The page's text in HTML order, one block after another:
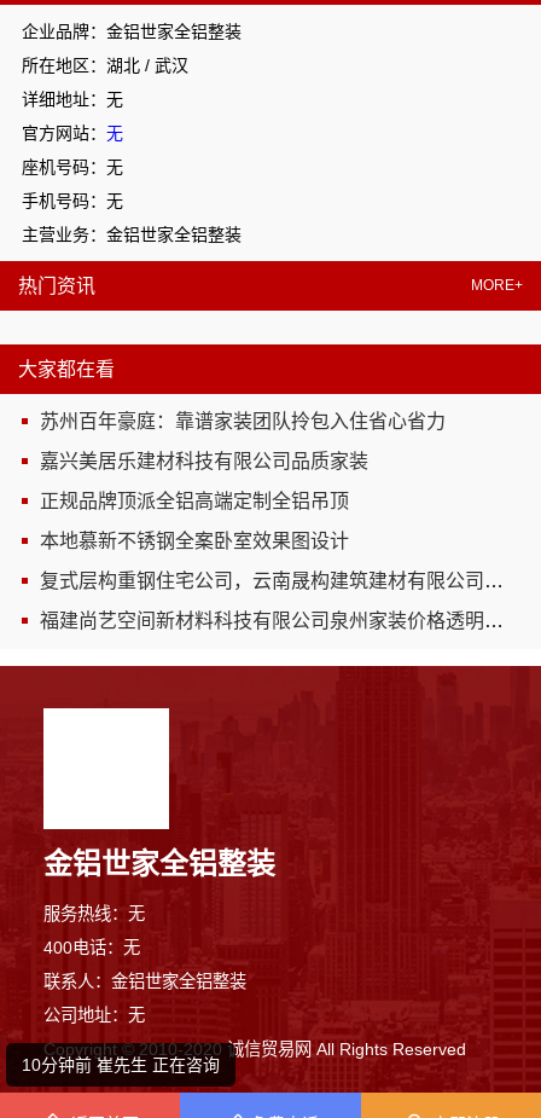
企业品牌：金铝世家全铝整装
所在地区：湖北 / 武汉
详细地址：无
官方网站： 无
座机号码：无
手机号码：无
主营业务：金铝世家全铝整装
热门资讯 MORE+
大家都在看
苏州百年豪庭：靠谱家装团队拎包入住省心省力
嘉兴美居乐建材科技有限公司品质家装
正规品牌顶派全铝高端定制全铝吊顶
本地慕新不锈钢全案卧室效果图设计
复式层构重钢住宅公司，云南晟构建筑建材有限公司量身定制
福建尚艺空间新材料科技有限公司泉州家装价格透明口碑优选服务
金铝世家全铝整装
服务热线：无
400电话：无
联系人：金铝世家全铝整装
公司地址：无
Copyright © 2010-2020 诚信贸易网 All Rights Reserved
8分钟前 王小姐 正在咨询
5分钟前 崔先生 正在咨询
10分钟前 崔先生 正在咨询